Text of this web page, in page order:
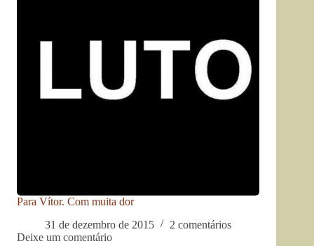
Para Vítor. Com muita dor
31 de dezembro de 2015
2 comentários
Deixe um comentário